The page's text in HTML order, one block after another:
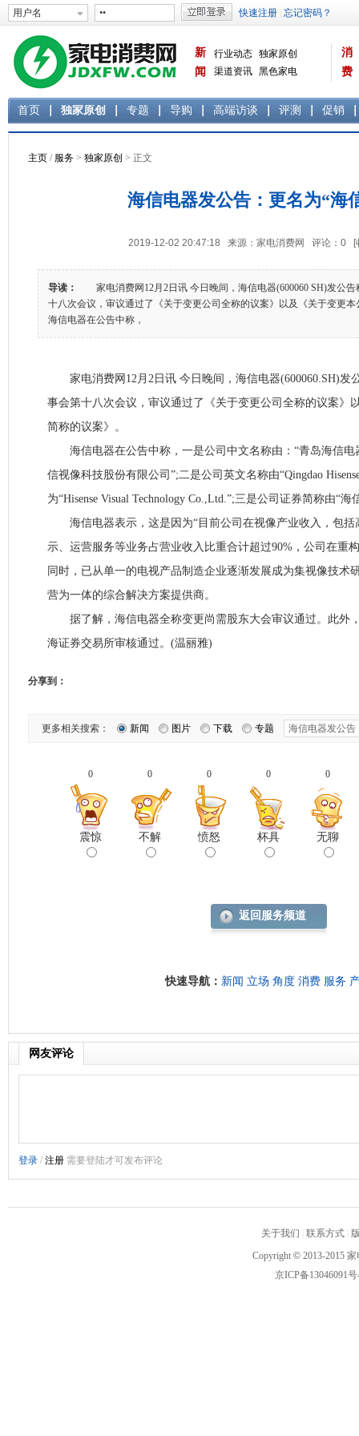
新
闻
行业动态 独家原创
渠道资讯 黑色家电
消
费
首页 独家原创 专题 导购 高端访谈 评测 促销
主页 / 服务 > 独家原创 > 正文
海信电器发公告：更名为“海
2019-12-02 20:47:18 来源：家电消费网 评论： 0 [
导读：
家电消费网12月2日讯 今日晚间，海信电器(600060 SH)发公告
十八次会议，审议通过了《关于变更公司全称的议案》以及《关于变
海信电器在公告中称，
家电消费网12月2日讯 今日晚间，海信电器(600060.SH)发
事会第十八次会议，审议通过了《关于变更公司全称的议案》
简称的议案》。
海信电器在公告中称，一是公司中文名称由：“青岛海信电
信视像科技股份有限公司”;二是公司英文名称由“Qingdao
为“Hisense Visual Technology Co.,Ltd.”;三是公司证券简称由“
海信电器表示，这是因为“目前公司在视像产业收入，包括
示、运营服务等业务占营业收入比重合计超过90%，公司在重
同时，已从单一的电视产品制造企业逐渐发展成为集视像技术
营为一体的综合解决方案提供商。
据了解，海信电器全称变更尚需股东大会审议通过。此外
海证券交易所审核通过。(温丽雅)
分享到：
更多相关搜索： 新闻 图片 下载 专题
0
震惊
0
不解
0
愤怒
0
杯具
0
无聊
返回服务频道
快速导航： 新闻 立场 角度 消费 服务
网友评论
关于我们 联系方式
Copyright © 2013-2015
京ICP备13046091号